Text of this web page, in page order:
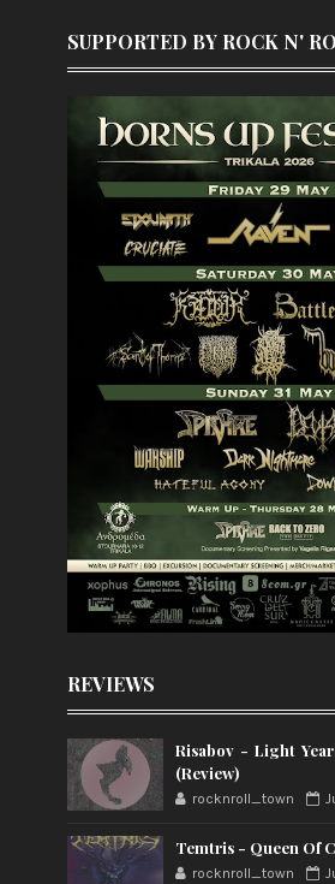
SUPPORTED BY ROCK N'
REVIEWS
Risabov - Light
(Review)
rocknroll_town
Temtris - Queen Of
rocknroll_town